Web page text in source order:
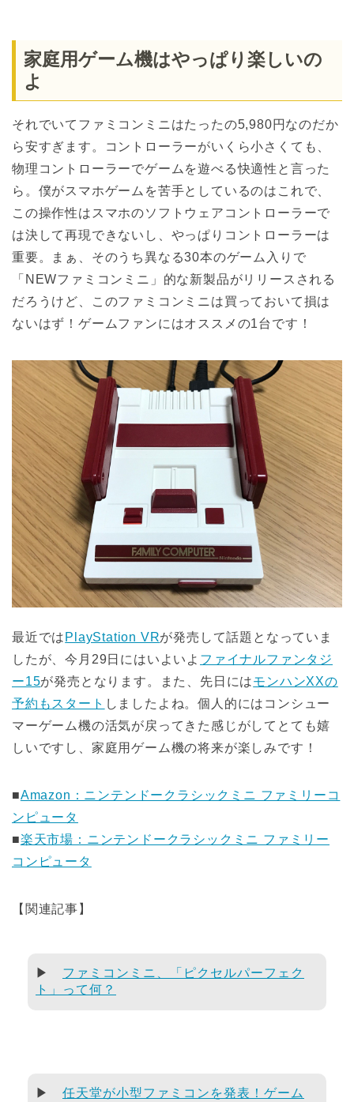
家庭用ゲーム機はやっぱり楽しいの
よ
それでいてファミコンミニはたったの5,980円なのだか
ら安すぎます。コントローラーがいくら小さくても、
物理コントローラーでゲームを遊べる快適性と言った
ら。僕がスマホゲームを苦手としているのはこれで、
この操作性はスマホのソフトウェアコントローラーで
は決して再現できないし、やっぱりコントローラーは
重要。まぁ、そのうち異なる30本のゲーム入りで
「NEWファミコンミニ」的な新製品がリリースされる
だろうけど、このファミコンミニは買っておいて損は
ないはず！ゲームファンにはオススメの1台です！
最近では PlayStation VRが発売して話題となっていま
したが、今月29日にはいよいよ ファイナルファンタジ
ー15が発売となります。また、先日にはモンハンXXの
予約もスタート しましたよね。個人的にはコンシュー
マーゲーム機の活気が戻ってきた感じがしてとても嬉
しいですし、家庭用ゲーム機の将来が楽しみです！
■Amazon：ニンテンドークラシックミニ ファミリーコ
ンピュータ
■楽天市場：ニンテンドークラシックミニ ファミリー
コンピュータ
【関連記事】
▶ ファミコンミニ、「ピクセルパーフェク
ト」って何？
▶ 任天堂が小型ファミコンを発表！ゲーム